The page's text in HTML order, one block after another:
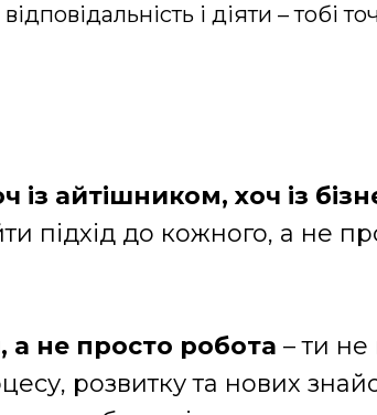
і діяти – тобі
із айтішником, хоч із
підхід до кожного, а не
а не просто робота – ти
розвитку та нових